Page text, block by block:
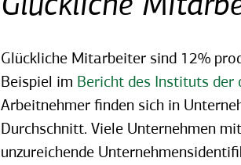
Glückliche Mitarbeiter sind 12%
Beispiel im Bericht des Instituts der
Arbeitnehmer finden sich in
Durchschnitt. Viele Unternehmen
unzureichende